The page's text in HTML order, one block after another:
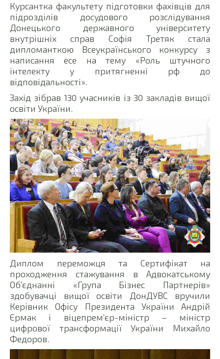
Курсантка факультету підготовки фахівців для
підрозділів досудового розслідування
Донецького державного університету
внутрішніх справ Софія Третяк стала
дипломанткою Всеукраїнського конкурсу з
написання есе на тему «Роль штучного
інтелекту у притягненні рф до
відповідальності».
Захід зібрав 130 учасників із 30 закладів вищої
освіти України.
Диплом переможця та Сертифікат на
проходження стажування в Адвокатському
Об’єднанні «Група Бізнес Партнерів»
здобувачці вищої освіти ДонДУВС вручили
Керівник Офісу Президента України Андрій
Єрмак і віцепрем’єр-міністр – міністр
цифрової трансформації України Михайло
Федоров.